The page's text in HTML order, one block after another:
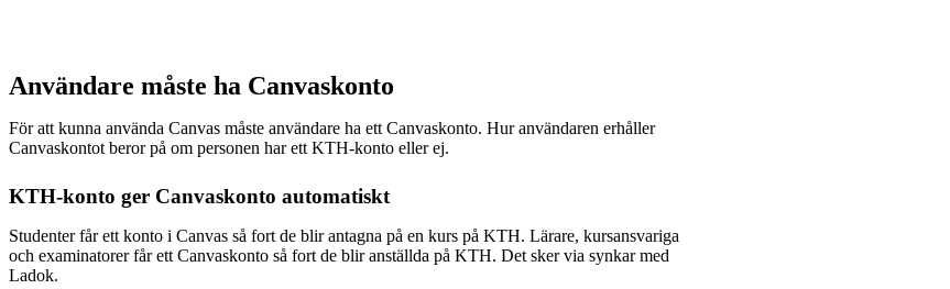
Användare måste ha Canvaskonto
För att kunna använda Canvas måste användare ha ett Canvaskonto. Hur användaren erhåller
Canvaskontot beror på om personen har ett KTH-konto eller ej.
KTH-konto ger Canvaskonto automatiskt
Studenter får ett konto i Canvas så fort de blir antagna på en kurs på KTH. Lärare, kursansvariga
och examinatorer får ett Canvaskonto så fort de blir anställda på KTH. Det sker via synkar med
Ladok.